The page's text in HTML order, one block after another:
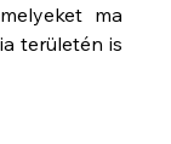
ma
területén is